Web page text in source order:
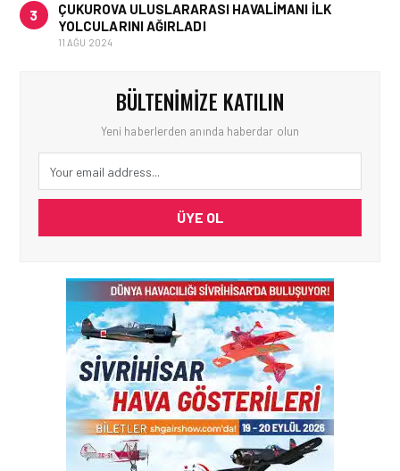
3
ÇUKUROVA ULUSLARARASI HAVALIMANI İLK
YOLCULARINI AĞIRLADI
11 AĞU 2024
BÜLTENIMIZE KATILIN
Yeni haberlerden anında haberdar olun
ÜYE OL